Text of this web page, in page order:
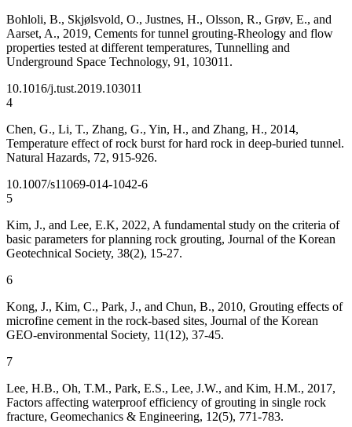
Bohloli, B., Skjølsvold, O., Justnes, H., Olsson, R., Grøv, E., and
Aarset, A., 2019, Cements for tunnel grouting-Rheology and flow
properties tested at different temperatures, Tunnelling and
Underground Space Technology, 91, 103011.
10.1016/j.tust.2019.103011
4
Chen, G., Li, T., Zhang, G., Yin, H., and Zhang, H., 2014,
Temperature effect of rock burst for hard rock in deep-buried tunnel.
Natural Hazards, 72, 915-926.
10.1007/s11069-014-1042-6
5
Kim, J., and Lee, E.K, 2022, A fundamental study on the criteria of
basic parameters for planning rock grouting, Journal of the Korean
Geotechnical Society, 38(2), 15-27.
6
Kong, J., Kim, C., Park, J., and Chun, B., 2010, Grouting effects of
microfine cement in the rock-based sites, Journal of the Korean
GEO-environmental Society, 11(12), 37-45.
7
Lee, H.B., Oh, T.M., Park, E.S., Lee, J.W., and Kim, H.M., 2017,
Factors affecting waterproof efficiency of grouting in single rock
fracture, Geomechanics & Engineering, 12(5), 771-783.